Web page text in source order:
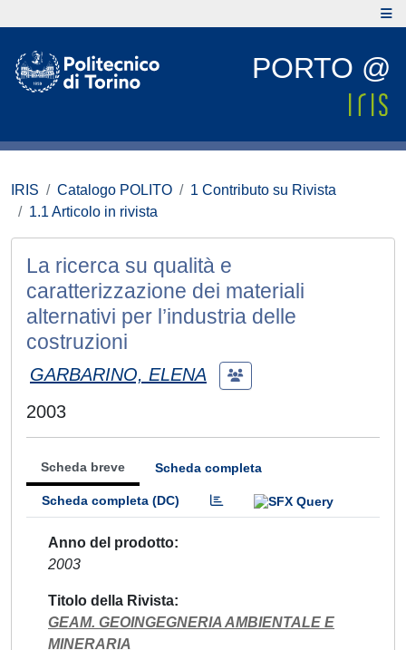
PORTO @
IRIS Catalogo POLITO
1 Contributo su Rivista
1.1 Articolo in rivista
La ricerca su qualità e
caratterizzazione dei materiali
alternativi per l’industria delle
costruzioni
GARBARINO, ELENA
2003
Scheda breve Scheda completa
Scheda completa (DC)
Anno del prodotto
2003
Titolo della Rivista
GEAM. GEOINGEGNERIA AMBIENTALE E
MINERARIA